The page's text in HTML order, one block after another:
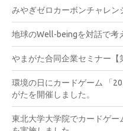
みやぎゼロカーボンチャレ
地球のWell-beingを対話で考
やまがた合同企業セミナー【
環境の日にカードゲーム 「
がたを開催しました。
東北大学大学院でカードゲー